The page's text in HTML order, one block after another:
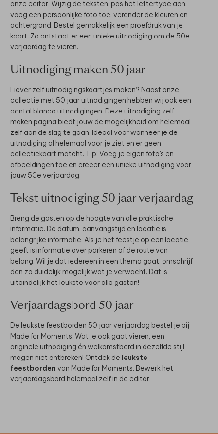
onze editor. Wijzig de teksten, pas het lettertype aan,
voeg een persoonlijke foto toe, verander de kleuren en
achtergrond. Bestel gemakkelijk een proefdruk van je
kaart. Zo ontstaat er een unieke uitnodiging om de 50e
verjaardag te vieren.
Uitnodiging maken 50 jaar
Liever zelf uitnodigingskaartjes maken? Naast onze
collectie met 50 jaar uitnodigingen hebben wij ook een
aantal blanco uitnodigingen. Deze uitnodiging zelf
maken pagina biedt jouw de mogelijkheid om helemaal
zelf aan de slag te gaan. Ideaal voor wanneer je de
uitnodiging al helemaal voor je ziet en er geen
collectiekaart matcht. Tip: Voeg je eigen foto's en
afbeeldingen toe en creëer een unieke uitnodiging voor
jouw 50e verjaardag.
Tekst uitnodiging 50 jaar verjaardag
Breng de gasten op de hoogte van alle praktische
informatie. De datum, aanvangstijd en locatie is
belangrijke informatie. Als je het feestje op een locatie
geeft is informatie over parkeren of de route van
belang. Wil je dat iedereen in een thema gaat, omschrijf
dan zo duidelijk mogelijk wat je verwacht. Dat is
uiteindelijk het leukste voor alle gasten!
Verjaardagsbord 50 jaar
De leukste feestborden 50 jaar verjaardag bestel je bij
Made for Moments. Wat je ook gaat vieren, een
originele uitnodiging én welkomstbord in dezelfde stijl
mogen niet ontbreken! Ontdek de leukste
feestborden van Made for Moments. Bewerk het
verjaardagsbord helemaal zelf in de editor.